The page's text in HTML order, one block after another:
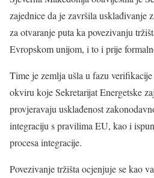
zajednice da je završila usklađivanje
za otvaranje puta ka povezivanju
Evropskom unijom, i to i prije
Time je zemlja ušla u fazu
okviru koje Sekretarijat Energetske
provjeravaju usklađenost
integraciju s pravilima EU, kao i
procesa integracije.
Povezivanje tržišta ocjenjuje se kao